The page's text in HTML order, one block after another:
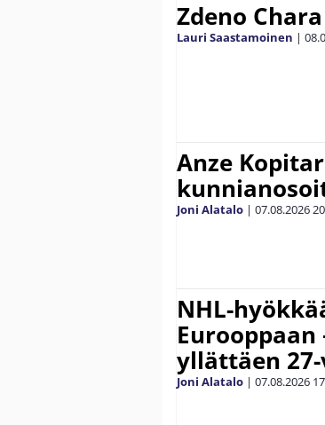
Zdeno
Lauri Saastamoinen |
Anze
Joni Alatalo | 07.08.2026
NHL-
yllättäen
Joni Alatalo | 07.08.2026